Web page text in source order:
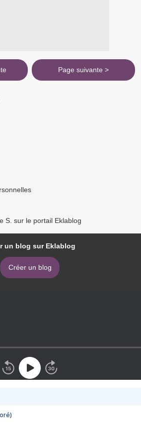
Page suivante >
S. sur le portail Eklablog
un blog sur Eklablog
Créer un blog